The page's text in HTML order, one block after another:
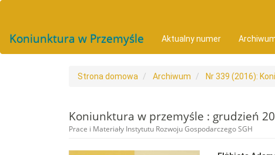
Koniunktura w Przemyśle Aktualny numer
Strona domowa Archiwum Nr 339 (2016):
Koniunktura w przemyśle : grudzień
Prace i Materiały Instytutu Rozwoju Gospodarczego SGH